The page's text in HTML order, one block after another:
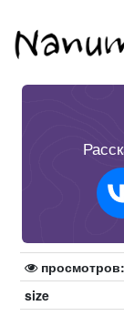
просмотров:
size